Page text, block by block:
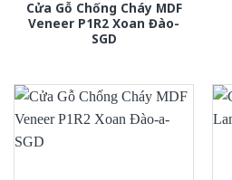
Cửa Gỗ Chống Cháy MDF
Veneer P1R2 Xoan Đào-
SGD